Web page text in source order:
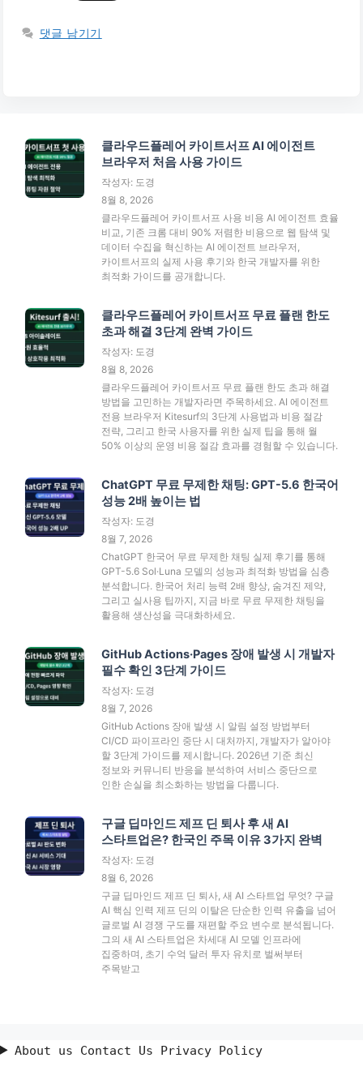
댓글 남기기
클라우드플레어 카이트서프 AI 에이전트
브라우저 처음 사용 가이드
작성자: 도경
8월 8, 2026
클라우드플레어 카이트서프 사용 비용 AI 에이전트 효율
비교, 기존 크롬 대비 90% 저렴한 비용으로 웹 탐색 및
데이터 수집을 혁신하는 AI 에이전트 브라우저,
카이트서프의 실제 사용 후기와 한국 개발자를 위한
최적화 가이드를 공개합니다.
클라우드플레어 카이트서프 무료 플랜 한도
초과 해결 3단계 완벽 가이드
작성자: 도경
8월 8, 2026
클라우드플레어 카이트서프 무료 플랜 한도 초과 해결
방법을 고민하는 개발자라면 주목하세요. AI 에이전트
전용 브라우저 Kitesurf의 3단계 사용법과 비용 절감
전략, 그리고 한국 사용자를 위한 실제 팁을 통해 월
50% 이상의 운영 비용 절감 효과를 경험할 수 있습니다.
ChatGPT 무료 무제한 채팅: GPT-5.6 한국어
성능 2배 높이는 법
작성자: 도경
8월 7, 2026
ChatGPT 한국어 무료 무제한 채팅 실제 후기를 통해
GPT-5.6 Sol·Luna 모델의 성능과 최적화 방법을 심층
분석합니다. 한국어 처리 능력 2배 향상, 숨겨진 제약,
그리고 실사용 팁까지, 지금 바로 무료 무제한 채팅을
활용해 생산성을 극대화하세요.
GitHub Actions·Pages 장애 발생 시 개발자
필수 확인 3단계 가이드
작성자: 도경
8월 7, 2026
GitHub Actions 장애 발생 시 알림 설정 방법부터
CI/CD 파이프라인 중단 시 대처까지, 개발자가 알아야
할 3단계 가이드를 제시합니다. 2026년 기준 최신
정보와 커뮤니티 반응을 분석하여 서비스 중단으로
인한 손실을 최소화하는 방법을 다룹니다.
구글 딥마인드 제프 딘 퇴사 후 새 AI
스타트업은? 한국인 주목 이유 3가지 완벽
작성자: 도경
8월 6, 2026
구글 딥마인드 제프 딘 퇴사, 새 AI 스타트업 무엇? 구글
AI 핵심 인력 제프 딘의 이탈은 단순한 인력 유출을 넘어
글로벌 AI 경쟁 구도를 재편할 주요 변수로 분석됩니다.
그의 새 AI 스타트업은 차세대 AI 모델 인프라에
집중하며, 초기 수억 달러 투자 유치로 벌써부터
주목받고
About us Contact Us Privacy Policy